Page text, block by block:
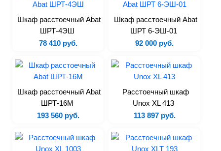
Маринаторы
Миксеры
Мукопросеиватели
Мясорубки
Овощемойки
Овощерезки
Пилы
Рыбочистки
Слайсеры
Тестоделители
Тестомесы
Шкаф расстоечный Abat
ШРТ-4ЭШ
78 410 руб.
Шкаф расстоечный Abat
ШРТ 6-ЭШ-01
92 000 руб.
Шкаф расстоечный Abat
ШРТ-16М
193 560 руб.
Расстоечный шкаф
Unox XL 413
113 897 руб.